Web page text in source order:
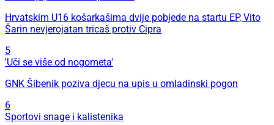
Hrvatskim U16 košarkašima dvije pobjede na startu EP, Vito
Šarin nevjerojatan tricaš protiv Cipra
5
'Uči se više od nogometa'
GNK Šibenik poziva djecu na upis u omladinski pogon
6
Sportovi snage i kalistenika